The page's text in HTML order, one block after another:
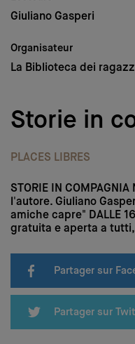
Giuliano Gasperi
Organisateur
La Biblioteca dei
Storie in
PLACES LIBRES
STORIE IN
l'autore. Giuliano
amiche capre" DALLE
gratuita e aperta a
Partager sur
Partager sur